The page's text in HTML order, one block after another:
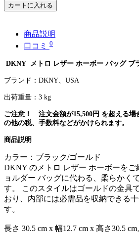
カートに入れる
商品説明
口コミ 0
DKNY メトロ レザー ホーボー バッグ ブ
ブランド： DKNY USA
出荷重量：3 kg
ご注意！ 注文金額が15,500 円 を超える場
の他の税、手数料などがかけられます。
商品説明
カラー：ブラック/ゴールド
DKNY のメトロ レザー ホーボーをご
ョルダー バッグに代わる、柔らかく
す。 このスタイルはゴールドの金具
おり、内部には必需品を収納できる
す。
長さ 30.5 cm x 幅12.7 cm x 高さ30.5 cm